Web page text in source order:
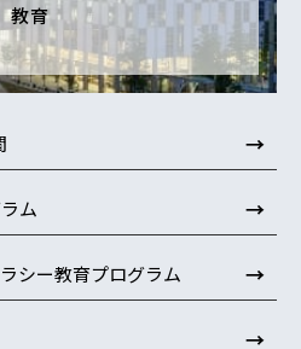
教育
→
ム →
シー教育プログラム →
→